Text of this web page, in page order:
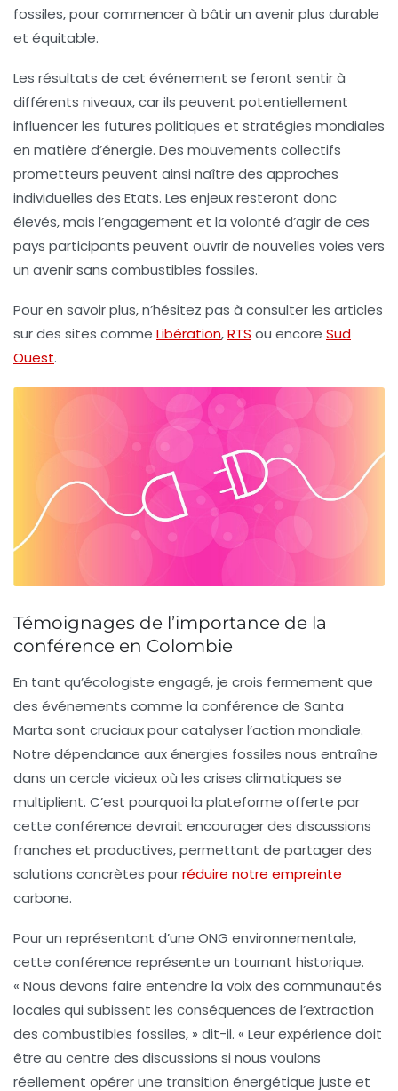
fossiles, pour commencer à bâtir un avenir plus durable
et équitable.
Les résultats de cet événement se feront sentir à
différents niveaux, car ils peuvent potentiellement
influencer les futures politiques et stratégies mondiales
en matière d’énergie. Des mouvements collectifs
prometteurs peuvent ainsi naître des approches
individuelles des Etats. Les enjeux resteront donc
élevés, mais l’engagement et la volonté d’agir de ces
pays participants peuvent ouvrir de nouvelles voies vers
un avenir sans combustibles fossiles.
Pour en savoir plus, n’hésitez pas à consulter les articles
sur des sites comme Libération,RTS ou encore Sud
Ouest.
Témoignages de l’importance de la
conférence en Colombie
En tant qu’écologiste engagé, je crois fermement que
des événements comme la conférence de Santa
Marta sont cruciaux pour catalyser l’action mondiale.
Notre dépendance auxénergies fossiles nous entraîne
dans un cercle vicieux où les crises climatiques se
multiplient. C’est pourquoi la plateforme offerte par
cette conférence devrait encourager des discussions
franches et productives, permettant de partager des
solutions concrètes pourréduire notre empreinte
carbone.
Pour un représentant d’une ONG environnementale,
cette conférence représente un tournant historique.
« Nous devons faire entendre la voix des communautés
locales qui subissent les conséquences de l’extraction
des combustibles fossiles, » dit-il. « Leur expérience doit
être au centre des discussions si nous voulons
réellement opérer une transition énergétique juste et